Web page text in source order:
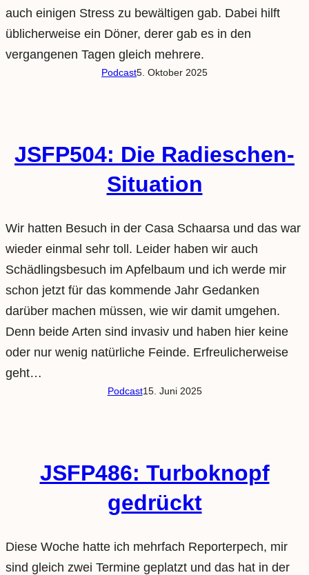
auch einigen Stress zu bewältigen gab. Dabei hilft
üblicherweise ein Döner, derer gab es in den
vergangenen Tagen gleich mehrere.
Podcast5. Oktober 2025
JSFP504: Die Radieschen-
Situation
Wir hatten Besuch in der Casa Schaarsa und das war
wieder einmal sehr toll. Leider haben wir auch
Schädlingsbesuch im Apfelbaum und ich werde mir
schon jetzt für das kommende Jahr Gedanken
darüber machen müssen, wie wir damit umgehen.
Denn beide Arten sind invasiv und haben hier keine
oder nur wenig natürliche Feinde. Erfreulicherweise
geht…
Podcast15. Juni 2025
JSFP486: Turboknopf
gedrückt
Diese Woche hatte ich mehrfach Reporterpech, mir
sind gleich zwei Termine geplatzt und das hat in der